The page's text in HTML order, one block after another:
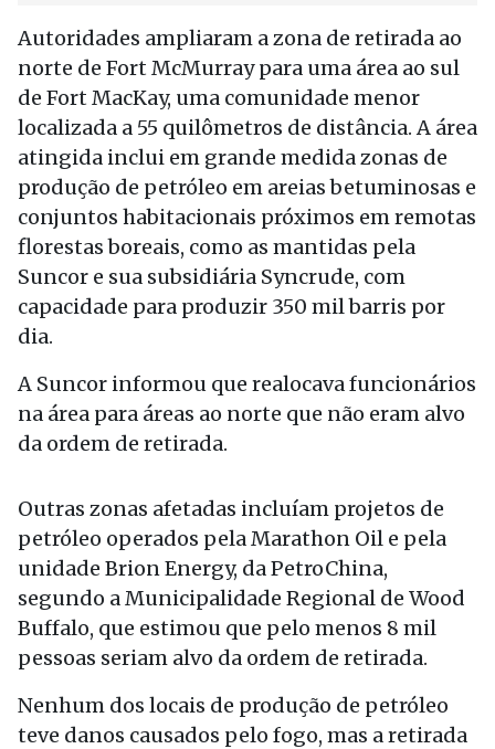
Autoridades ampliaram a zona de retirada ao
norte de Fort McMurray para uma área ao sul
de Fort MacKay, uma comunidade menor
localizada a 55 quilômetros de distância. A área
atingida inclui em grande medida zonas de
produção de petróleo em areias betuminosas e
conjuntos habitacionais próximos em remotas
florestas boreais, como as mantidas pela
Suncor e sua subsidiária Syncrude, com
capacidade para produzir 350 mil barris por
dia.
A Suncor informou que realocava funcionários
na área para áreas ao norte que não eram alvo
da ordem de retirada.
Outras zonas afetadas incluíam projetos de
petróleo operados pela Marathon Oil e pela
unidade Brion Energy, da PetroChina,
segundo a Municipalidade Regional de Wood
Buffalo, que estimou que pelo menos 8 mil
pessoas seriam alvo da ordem de retirada.
Nenhum dos locais de produção de petróleo
teve danos causados pelo fogo, mas a retirada